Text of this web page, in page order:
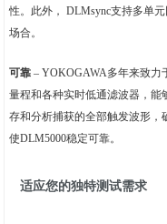
性。此外， DLMsync支持多单
场合。
可靠– YOKOGAWA多年来致力
量程和各种实时低通滤波器，能
存和分析捕获的全部触发波形，
使DLM5000稳定可靠。
适应您的独特测试需求